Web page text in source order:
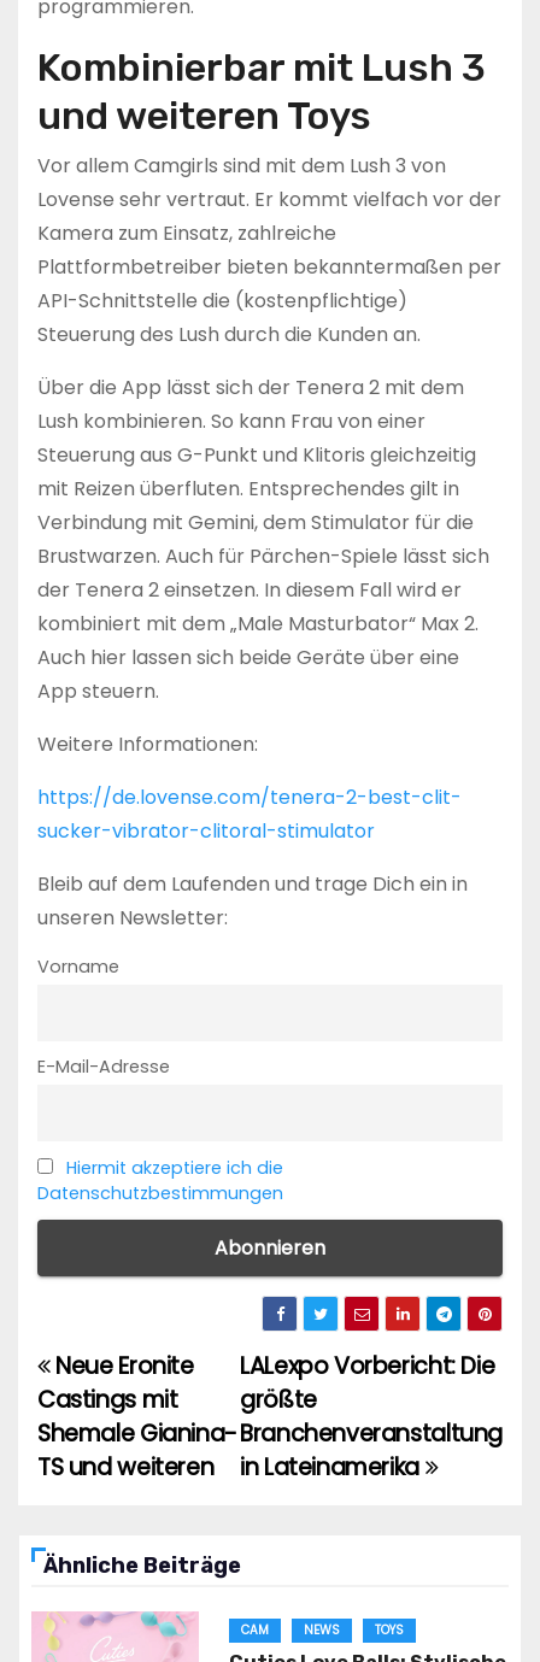
programmieren.
Kombinierbar mit Lush 3
und weiteren Toys
Vor allem Camgirls sind mit dem Lush 3 von
Lovense sehr vertraut. Er kommt vielfach vor der
Kamera zum Einsatz, zahlreiche
Plattformbetreiber bieten bekanntermaßen per
API-Schnittstelle die (kostenpflichtige)
Steuerung des Lush durch die Kunden an.
Über die App lässt sich der Tenera 2 mit dem
Lush kombinieren. So kann Frau von einer
Steuerung aus G-Punkt und Klitoris gleichzeitig
mit Reizen überfluten. Entsprechendes gilt in
Verbindung mit Gemini, dem Stimulator für die
Brustwarzen. Auch für Pärchen-Spiele lässt sich
der Tenera 2 einsetzen. In diesem Fall wird er
kombiniert mit dem „Male Masturbator“ Max 2.
Auch hier lassen sich beide Geräte über eine
App steuern.
Weitere Informationen:
https://de.lovense.com/tenera-2-best-clit-
sucker-vibrator-clitoral-stimulator
Bleib auf dem Laufenden und trage Dich ein in
unseren Newsletter:
Vorname
E-Mail-Adresse
Hiermit akzeptiere ich die
Datenschutzbestimmungen
Beitragsnavigation
LALexpo Vorbericht: Die
größte
Branchenveranstaltung
in Lateinamerika
Neue Eronite
Castings mit
Shemale Gianina-
TS und weiteren
Ähnliche Beiträge
CAM NEWS TOYS